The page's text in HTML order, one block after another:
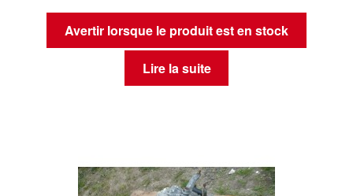
Avertir lorsque le produit est en stock
Lire la suite